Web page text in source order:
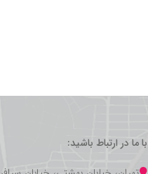
با ما در ارتباط باشید: